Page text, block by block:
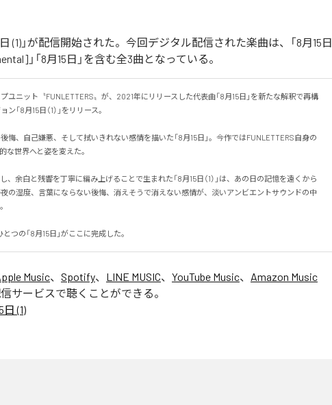
日 (1)」が配信開始された。今回デジタル配信された楽曲は、「8月15日
」「8月15日」を含む全3曲となっている。
ユニット〝FUNLETTERS〟が、2021年にリリースした代表曲「8月15日」を新たな解釈で再構
「8月15日（1）」をリリース。
悔、自己嫌悪、そして拭いきれない感情を描いた「8月15日」。今作ではFUNLETTERS自身の
な世界へと姿を変えた。
、余白と残響を丁寧に編み上げることで生まれた「8月15日（1）」は、あの日の記憶を遠くから
の湿度、言葉にならない後悔、消えそうで消えない感情が、淡いアンビエントサウンドの中
つの「8月15日」がここに完成した。
Music、 Spotify、 LINE MUSIC、 YouTube Music、 Amazon Music
サービスで聴くことができる。
日 (1)